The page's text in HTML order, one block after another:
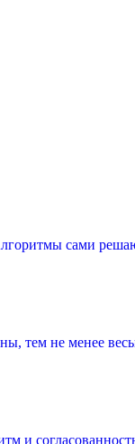
сами
тем не менее
и